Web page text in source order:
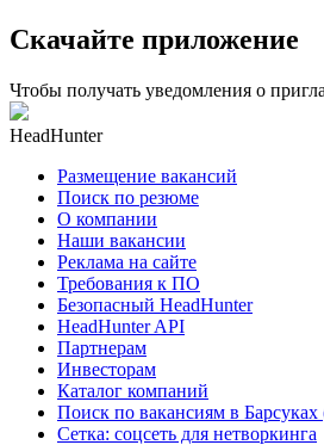
Скачайте приложение
Чтобы получать уведомления о
HeadHunter
Размещение вакансий
Поиск по резюме
О компании
Наши вакансии
Реклама на сайте
Требования к ПО
Безопасный HeadHunter
HeadHunter API
Партнерам
Инвесторам
Каталог компаний
Поиск по вакансиям в
Сетка: соцсеть для нетворкинга